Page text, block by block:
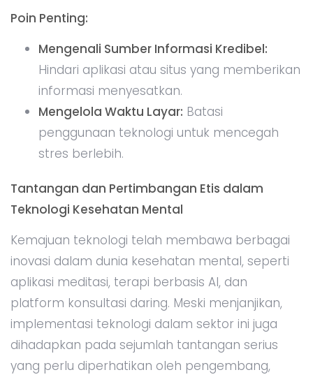
Poin Penting:
Mengenali Sumber Informasi Kredibel:
Hindari aplikasi atau situs yang memberikan
informasi menyesatkan.
Mengelola Waktu Layar: Batasi
penggunaan teknologi untuk mencegah
stres berlebih.
Tantangan dan Pertimbangan Etis dalam
Teknologi Kesehatan Mental
Kemajuan teknologi telah membawa berbagai
inovasi dalam dunia kesehatan mental, seperti
aplikasi meditasi, terapi berbasis AI, dan
platform konsultasi daring. Meski menjanjikan,
implementasi teknologi dalam sektor ini juga
dihadapkan pada sejumlah tantangan serius
yang perlu diperhatikan oleh pengembang,